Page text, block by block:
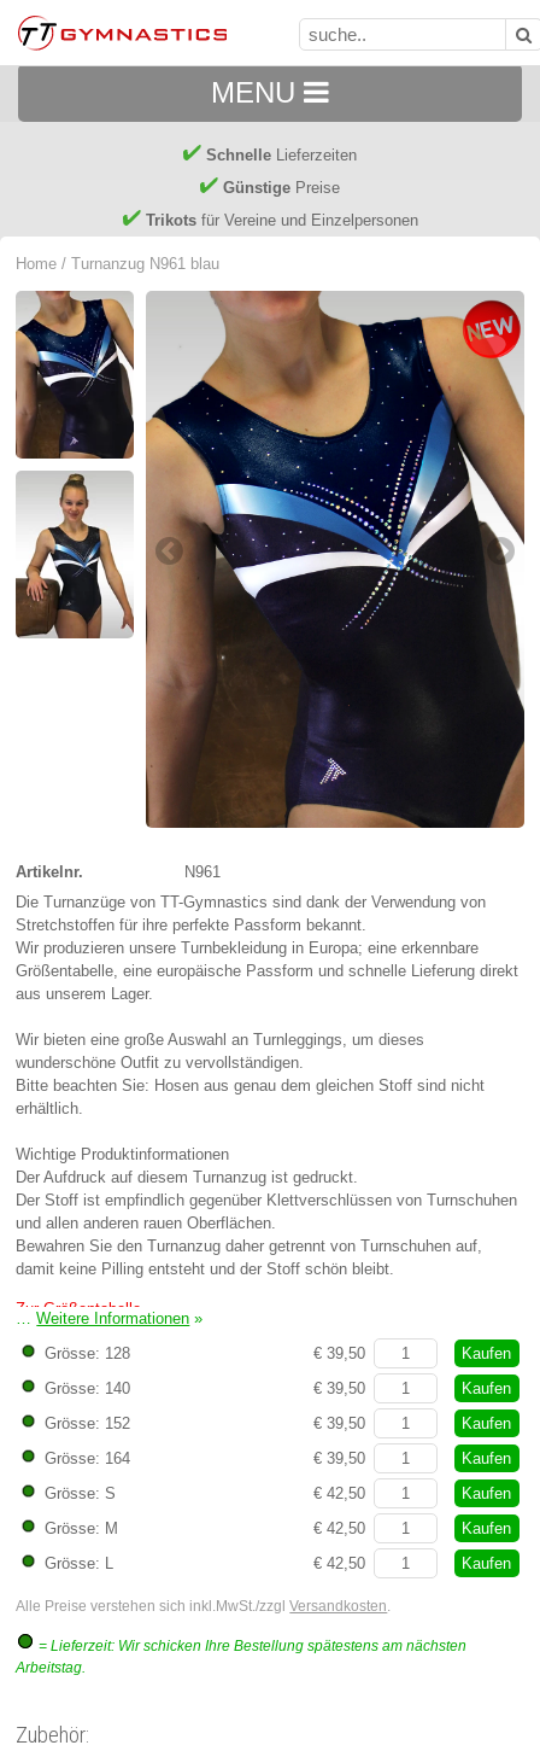
MENU
Schnelle Lieferzeiten
Günstige Preise
Trikotsfür Vereine und Einzelpersonen
Home / Turnanzug N961 blau
Artikelnr.
N961
Die Turnanzüge von TT-Gymnastics sind dank der Verwendung von
Stretchstoffen für ihre perfekte Passform bekannt.
Wir produzieren unsere Turnbekleidung in Europa; eine erkennbare
Größentabelle, eine europäische Passform und schnelle Lieferung direkt
aus unserem Lager.
Wir bieten eine große Auswahl an Turnleggings, um dieses
wunderschöne Outfit zu vervollständigen.
Bitte beachten Sie: Hosen aus genau dem gleichen Stoff sind nicht
erhältlich.
Wichtige Produktinformationen
Der Aufdruck auf diesem Turnanzug ist gedruckt.
Der Stoff ist empfindlich gegenüber Klettverschlüssen von Turnschuhen
und allen anderen rauen Oberflächen.
Bewahren Sie den Turnanzug daher getrennt von Turnschuhen auf,
damit keine Pilling entsteht und der Stoff schön bleibt.
…Weitere Informationen »
Zur Größentabelle
Grösse: 128 € 39,50
Kaufen
Grösse: 140
€ 39,50
Kaufen
Grösse: 152
€ 39,50
Kaufen
Grösse: 164
€ 39,50
Kaufen
Grösse: S
€ 42,50
Kaufen
Grösse: M
€ 42,50
Kaufen
Grösse: L
€ 42,50 Kaufen
Alle Preise verstehen sich inkl.MwSt./zzglVersandkosten.
= Lieferzeit: Wir schicken Ihre Bestellung spätestens am nächsten
Arbeitstag.
Zubehör: